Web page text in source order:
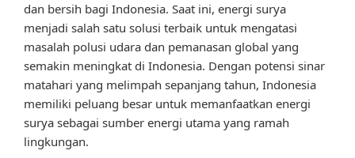
dan bersih bagi Indonesia. Saat ini, energi surya
menjadi salah satu solusi terbaik untuk mengatasi
masalah polusi udara dan pemanasan global yang
semakin meningkat di Indonesia. Dengan potensi sinar
matahari yang melimpah sepanjang tahun, Indonesia
memiliki peluang besar untuk memanfaatkan energi
surya sebagai sumber energi utama yang ramah
lingkungan.